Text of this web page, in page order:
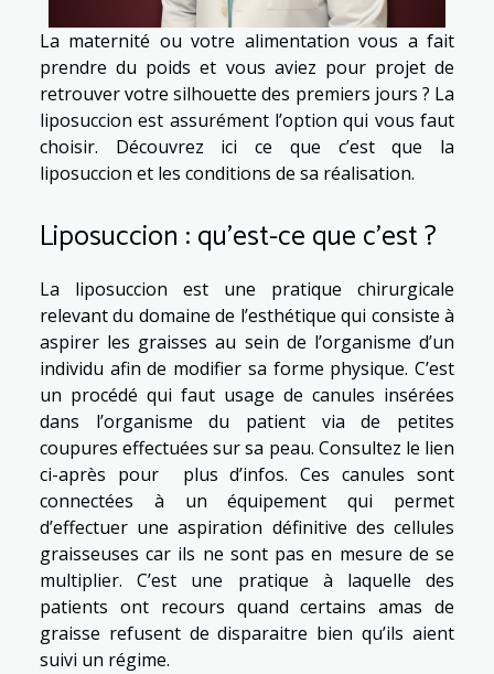
La maternité ou votre alimentation vous a fait
prendre du poids et vous aviez pour projet de
retrouver votre silhouette des premiers jours ? La
liposuccion est assurément l’option qui vous faut
choisir. Découvrez ici ce que c’est que la
liposuccion et les conditions de sa réalisation.
Liposuccion : qu’est-ce que c’est ?
La liposuccion est une pratique chirurgicale
relevant du domaine de l’esthétique qui consiste à
aspirer les graisses au sein de l’organisme d’un
individu afin de modifier sa forme physique. C’est
un procédé qui faut usage de canules insérées
dans l’organisme du patient via de petites
coupures effectuées sur sa peau. Consultez le lien
ci-après pour plus d’infos. Ces canules sont
connectées à un équipement qui permet
d’effectuer une aspiration définitive des cellules
graisseuses car ils ne sont pas en mesure de se
multiplier. C’est une pratique à laquelle des
patients ont recours quand certains amas de
graisse refusent de disparaitre bien qu’ils aient
suivi un régime.